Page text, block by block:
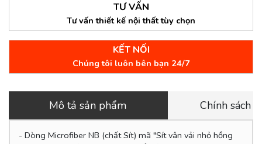
TƯ VẤN
Tư vấn thiết kế nội thất tùy chọn
KẾT NỐI
Chúng tôi luôn bên bạn 24/7
Mô tả sản phẩm Chính sách
- Dòng Microfiber NB (chất Sít) mã "Sít vân vải nhỏ hồng